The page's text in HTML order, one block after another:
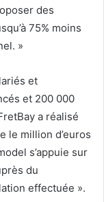
des
75% moins
»
et
et 200 000
a réalisé
le million d’euros
s’appuie sur
du
effectuée ».